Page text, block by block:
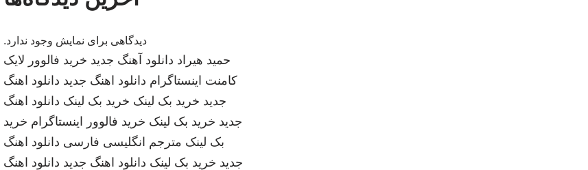
دیدگاهی برای نمایش وجود ندارد.
حمید هیراد دانلود آهنگ جدید خرید فالوور لایک
کامنت اینستاگرام دانلود اهنگ جدید دانلود اهنگ
جدید خرید بک لینک خرید بک لینک دانلود اهنگ
جدید خرید بک لینک خرید فالوور اینستاگرام خرید
بک لینک مترجم انگلیسی فارسی دانلود اهنگ
جدید خرید بک لینک دانلود اهنگ جدید دانلود اهنگ